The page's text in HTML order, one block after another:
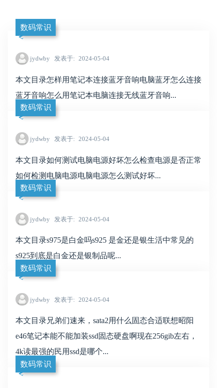
数码常识
jydwby 发表于 2024-05-04
本文目录怎样用笔记本连接蓝牙音响电脑蓝牙怎么连接
蓝牙音响怎么用笔记本电脑连接无线蓝牙音响...
数码常识
jydwby 发表于 2024-05-04
本文目录如何测试电脑电源好坏怎么检查电源是否正常
如何检测电脑电源电脑电源怎么测试好坏...
数码常识
jydwby 发表于 2024-05-04
本文目录s975是白金吗s925 是金还是银生活中常见的
s925到底是白金还是银制品呢...
数码常识
jydwby 发表于 2024-05-04
本文目录兄弟们速来，sata2用什么固态合适联想昭阳
e46笔记本能不能加装ssd固态硬盘啊现在256gib左右，
4k读最强的民用ssd是哪个...
数码常识